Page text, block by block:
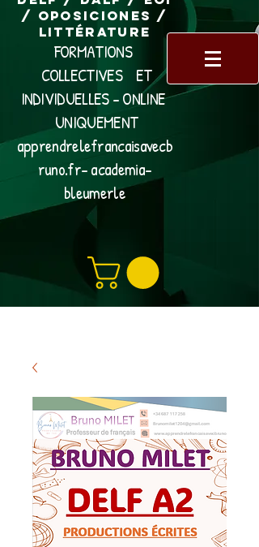
/ Oposiciones /
Littérature
FORMATIONS
COLLECTIVES ET
INDIVIDUELLES - ONLINE
UNIQUEMENT
apprendrelefrancaisavecb
runo.fr- academia-
bleumerle